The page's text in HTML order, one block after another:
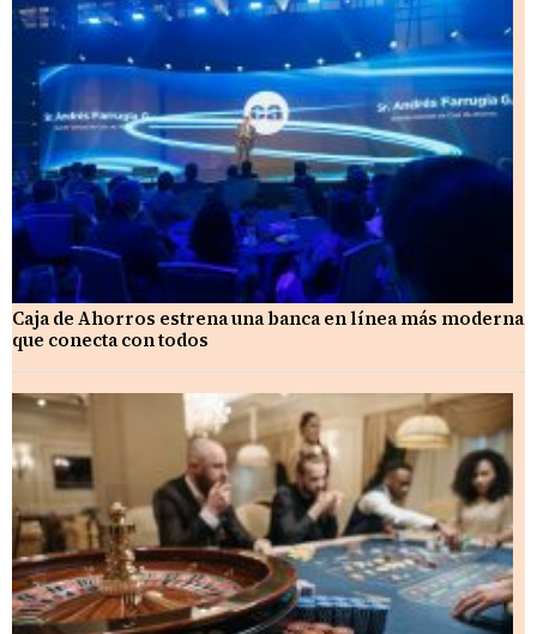
Caja de Ahorros estrena una banca en línea más moderna
que conecta con todos